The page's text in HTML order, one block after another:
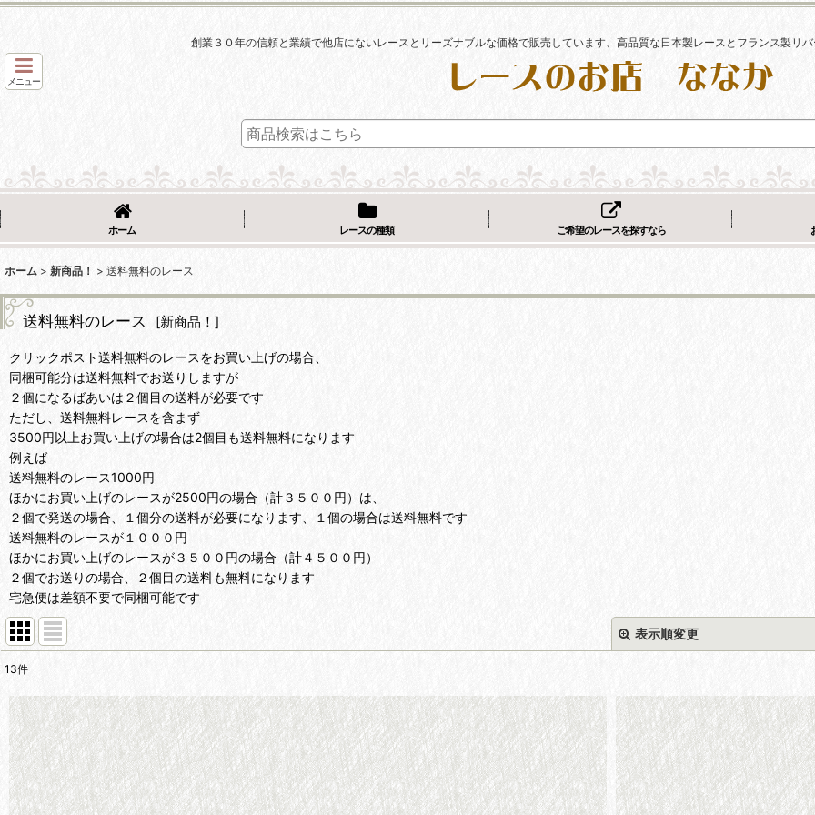
創業３０年の信頼と業績で他店にないレースとリーズナブルな価格で販売しています、高品質な日本製レースとフランス製リ
メニュー
ホーム レースの種類 ご希望のレースを探すなら
ホーム > 新商品！ > 送料無料のレース
送料無料のレース [新商品！ ]
クリックポスト送料無料のレースをお買い上げの場合、
同梱可能分は送料無料でお送りしますが
２個になるばあいは２個目の送料が必要です
ただし、送料無料レースを含まず
3500円以上お買い上げの場合は2個目も送料無料になります
例えば
送料無料のレース1000円
ほかにお買い上げのレースが2500円の場合（計３５００円）は、
２個で発送の場合、１個分の送料が必要になります、１個の場合は送料無料です
送料無料のレースが１０００円
ほかにお買い上げのレースが３５００円の場合（計４５００円）
２個でお送りの場合、２個目の送料も無料になります
宅急便は差額不要で同梱可能です
表示順変更
在庫あり
並び順:
13件